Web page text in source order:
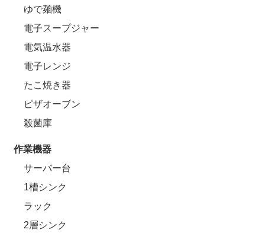
ゆで麺機
電子スープジャー
電気温水器
電子レンジ
たこ焼き器
ピザオーブン
殺菌庫
作業機器
サーバー台
1槽シンク
ラック
2層シンク